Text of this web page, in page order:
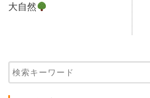
大自然